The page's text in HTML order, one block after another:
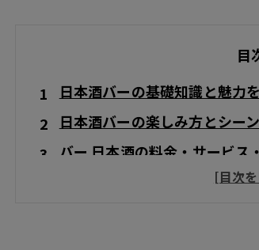
目
日本酒バーの基礎知識と魅力
日本酒バーの楽しみ方とシー
バー 日本酒の料金・サービス
日本酒バー選びで失敗しない